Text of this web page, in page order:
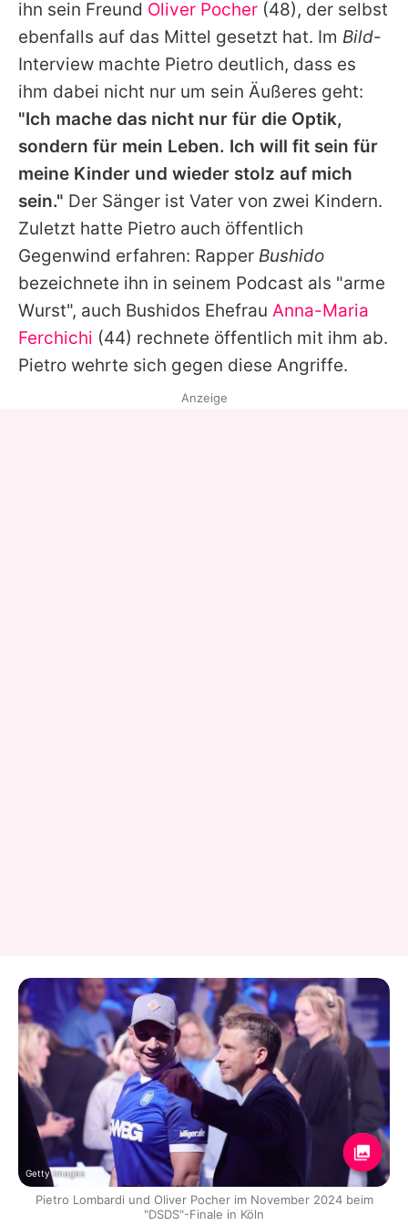
ihn sein Freund Oliver Pocher (48), der selbst
ebenfalls auf das Mittel gesetzt hat. Im Bild-
Interview machte Pietro deutlich, dass es
ihm dabei nicht nur um sein Äußeres geht:
"Ich mache das nicht nur für die Optik,
sondern für mein Leben. Ich will fit sein für
meine Kinder und wieder stolz auf mich
sein." Der Sänger ist Vater von zwei Kindern.
Zuletzt hatte Pietro auch öffentlich
Gegenwind erfahren: Rapper Bushido
bezeichnete ihn in seinem Podcast als "arme
Wurst", auch Bushidos Ehefrau Anna-Maria
Ferchichi (44) rechnete öffentlich mit ihm ab.
Pietro wehrte sich gegen diese Angriffe.
Anzeige
Getty Images
Pietro Lombardi und Oliver Pocher im November 2024 beim
"DSDS"-Finale in Köln